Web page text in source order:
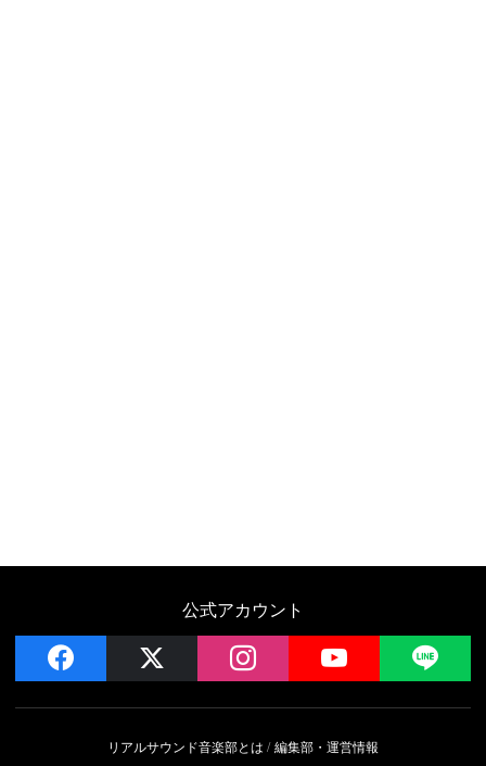
公式アカウント
facebook instagram YouTube
リアルサウンド音楽部とは 編集部・運営情報